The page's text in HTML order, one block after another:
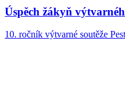
Úspěch žákyň
10. ročník výtvarné soutěže